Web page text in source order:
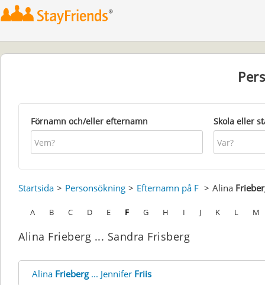
Förnamn och/eller efternamn Skola eller
Startsida Personsökning Efternamn på F Alina
A B C D E F G H I J K L M
Alina Frieberg ... Sandra Frisberg
Alina Frieberg... Jennifer Friis